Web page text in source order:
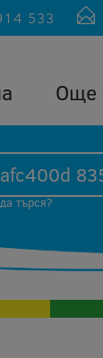
533
Още
търся?